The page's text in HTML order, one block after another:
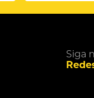
Siga